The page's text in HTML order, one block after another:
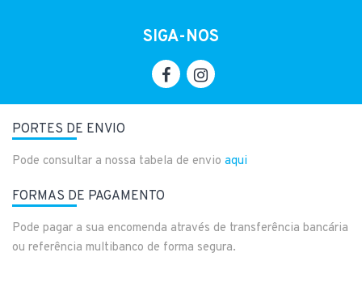
SIGA-NOS
PORTES DE ENVIO
Pode consultar a nossa tabela de envio aqui
FORMAS DE PAGAMENTO
Pode pagar a sua encomenda através de transferência bancária
ou referência multibanco de forma segura.